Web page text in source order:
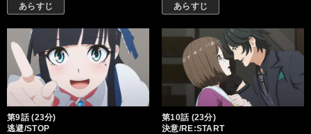
あらすじ あらすじ
第9話 (23分)
逃避/STOP
第10話 (23分)
決意/RE:START